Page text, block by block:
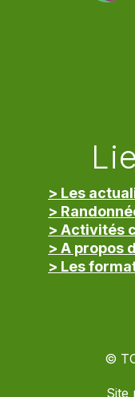
> Les
>
> Activités
> A propos
> Les
©
Site